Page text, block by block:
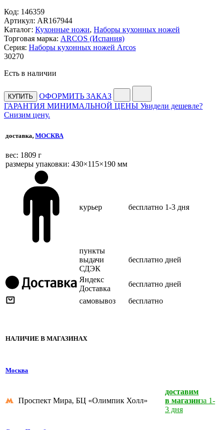
Код: 146359
Артикул: AR167944
Каталог: Кухонные ножи, Наборы кухонных ножей
Торговая марка: ARCOS (Испания)
Серия: Наборы кухонных ножей Arcos
30270
Есть в наличии
КУПИТЬ
ОФОРМИТЬ ЗАКАЗ
ГАРАНТИЯ МИНИМАЛЬНОЙ ЦЕНЫ Увидели дешевле?
Снизим цену.
доставка, МОСКВА
веc: 1809 г
размеры упаковки: 430×115×190 мм
курьер бесплатно 1-3 дня
пункты
выдачи
СДЭК
бесплатно дней
Яндекс
Доставка
бесплатно дней
самовывоз
бесплатно
НАЛИЧИЕ В МАГАЗИНАХ
Москва
Проспект Мира, БЦ «Олимпик Холл»
доставим
в магазинза 1-
3 дня